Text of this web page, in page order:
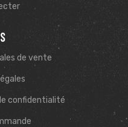
de vente
confidentialité